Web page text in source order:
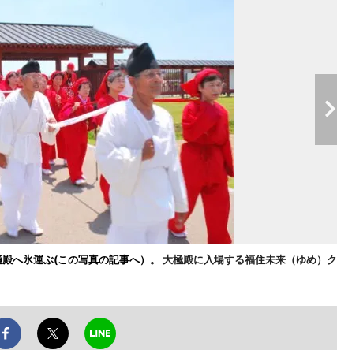
へ氷運ぶ(この写真の記事へ）。 大極殿に入場する福住未来（ゆめ）ク